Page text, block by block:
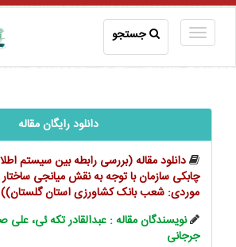
جستجو
دانلود رایگان مقاله
دانلود مقاله (بررسی رابطه بین سیستم
چابکی سازمان با توجه به نقش میانجی
موردی: شعب بانک کشاورزی استان گلستان))
نویسندگان مقاله : عبدالقادر تکه ئی،
جرجانی